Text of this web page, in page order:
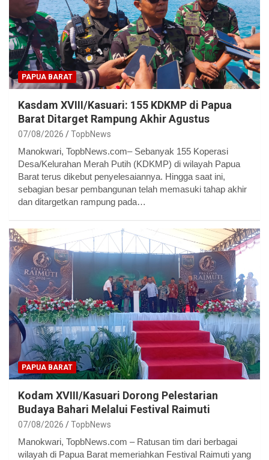
PAPUA BARAT
Kasdam XVIII/Kasuari: 155 KDKMP di Papua
Barat Ditarget Rampung Akhir Agustus
07/08/2026 TopbNews
Manokwari, TopbNews.com– Sebanyak 155 Koperasi
Desa/Kelurahan Merah Putih (KDKMP) di wilayah Papua
Barat terus dikebut penyelesaiannya. Hingga saat ini,
sebagian besar pembangunan telah memasuki tahap akhir
dan ditargetkan rampung pada…
PAPUA BARAT
Kodam XVIII/Kasuari Dorong Pelestarian
Budaya Bahari Melalui Festival Raimuti
07/08/2026 TopbNews
Manokwari, TopbNews.com – Ratusan tim dari berbagai
wilayah di Papua Barat memeriahkan Festival Raimuti yang